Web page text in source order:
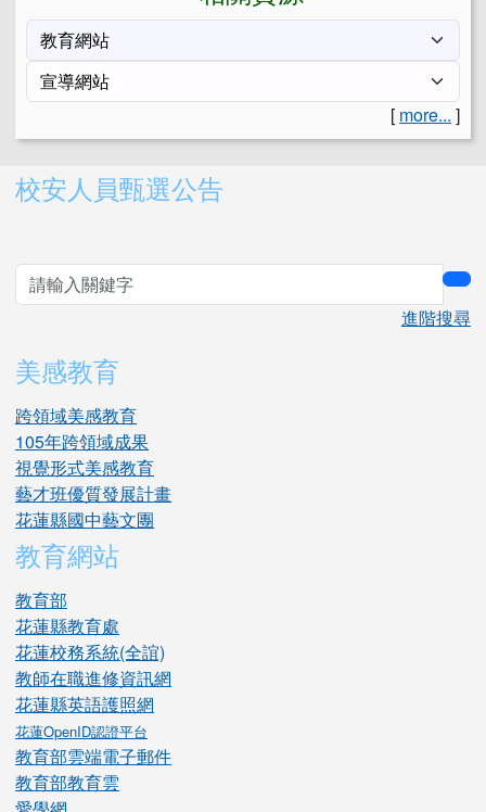
[ more... ]
右邊區域內容
校安人員甄選公告
進階搜尋
美感教育
跨領域美感教育
105年跨領域成果
視覺形式美感教育
藝才班優質發展計畫
花蓮縣國中藝文團
教育網站
教育部
花蓮縣教育處
花蓮校務系統(全誼)
教師在職進修資訊網
花蓮縣英語護照網
花蓮OpenID認證平台
教育部雲端電子郵件
教育部教育雲